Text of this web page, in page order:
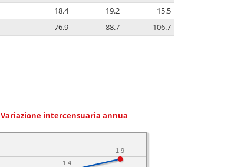
18.4 19.2
15.5
76.9 88.7 106.7
Variazione intercensuaria annua
1.9
1.4